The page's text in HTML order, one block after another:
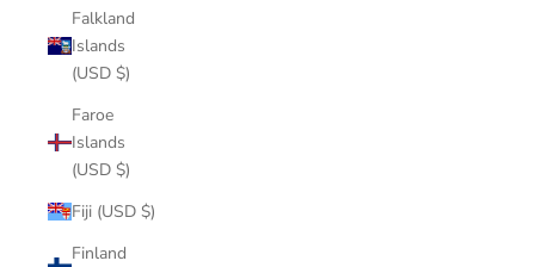
Falkland
Islands
(USD $)
Faroe
Islands
(USD $)
Fiji (USD $)
Finland